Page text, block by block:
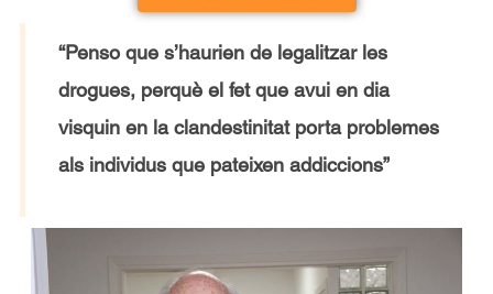
“Penso que s’haurien de legalitzar les
drogues, perquè el fet que avui en dia
visquin en la clandestinitat porta problemes
als individus que pateixen addiccions”